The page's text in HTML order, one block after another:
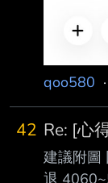
qoo580 ·
42 Re: [心
建議附圖